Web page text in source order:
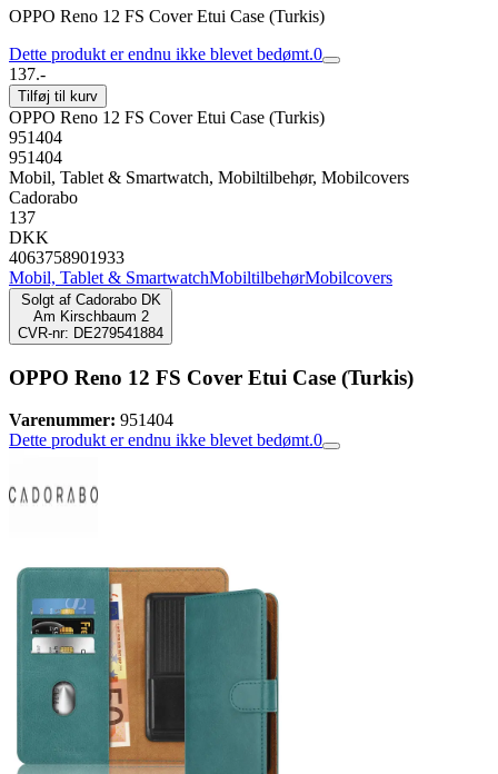
OPPO Reno 12 FS Cover Etui Case (Turkis)
Dette produkt er endnu ikke blevet bedømt.0
137.-
Tilføj til kurv
OPPO Reno 12 FS Cover Etui Case (Turkis)
951404
951404
Mobil, Tablet & Smartwatch, Mobiltilbehør, Mobilcovers
Cadorabo
137
DKK
4063758901933
Mobil, Tablet & SmartwatchMobiltilbehørMobilcovers
Solgt af Cadorabo DK
Am Kirschbaum 2
CVR-nr: DE279541884
OPPO Reno 12 FS Cover Etui Case (Turkis)
Varenummer: 951404
Dette produkt er endnu ikke blevet bedømt.0